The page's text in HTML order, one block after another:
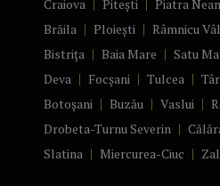
Craiova
Pitești Piatra
Brăila
Ploiești Râmnicu
Bistrița
Baia Mare Satu
Deva
Focșani Tulcea
Botoșani
Buzău Vaslui
Drobeta-Turnu Severin
Slatina
Miercurea-Ciuc